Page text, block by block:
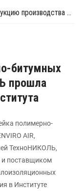
СИБУР-Нефтехим завершает реконструкцию производства окиси этилена и гликолей
битумных
прошла
полимерно-
AIR,
ТехноНИКОЛЬ,
и поставщиком
в Институте